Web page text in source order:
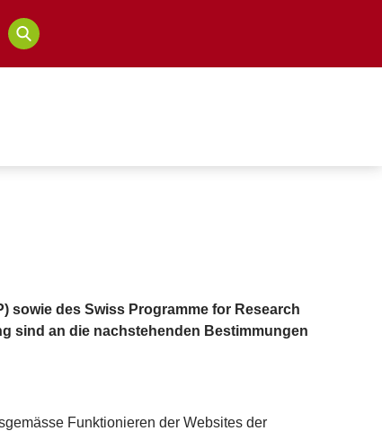
sowie des Swiss Programme for Research
sind an die nachstehenden Bestimmungen
Funktionieren der Websites der